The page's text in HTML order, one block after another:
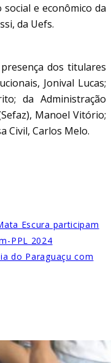
e econômico da
da Uefs.
dos titulares
Jonival Lucas;
da Administração
Manoel Vitório;
Civil, Carlos Melo.
Escura participam
PPL 2024
do Paraguaçu com